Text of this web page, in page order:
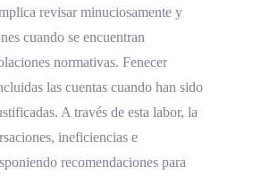
revisar minuciosamente y
cuando se encuentran
normativas. Fenecer
las cuentas cuando han sido
A través de esta labor, la
ineficiencias e
recomendaciones para